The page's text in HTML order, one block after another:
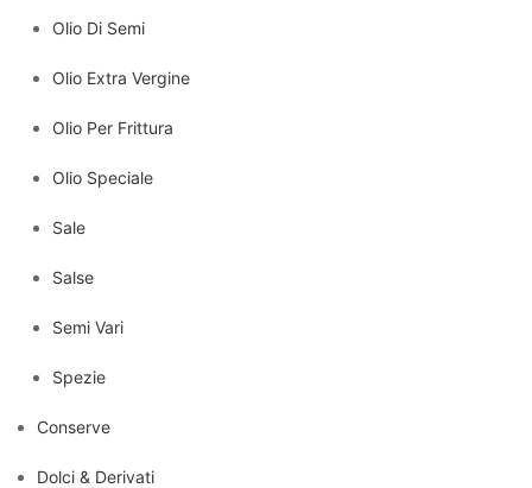
Olio Di Semi
Olio Extra Vergine
Olio Per Frittura
Olio Speciale
Sale
Salse
Semi Vari
Spezie
Conserve
Dolci & Derivati